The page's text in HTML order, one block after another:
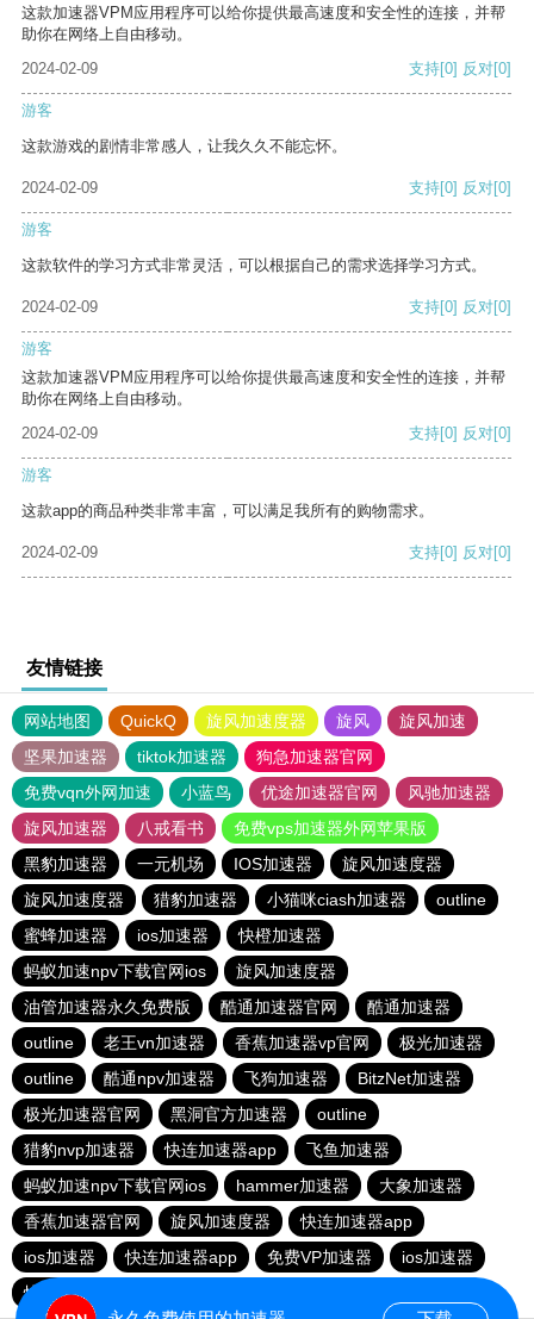
这款加速器VPM应用程序可以给你提供最高速度和安全性的连接，并帮
助你在网络上自由移动。
2024-02-09
支持[0] 反对[0]
游客
这款游戏的剧情非常感人，让我久久不能忘怀。
2024-02-09 支持[0] 反对[0]
游客
这款软件的学习方式非常灵活，可以根据自己的需求选择学习方式。
2024-02-09 支持[0] 反对[0]
游客
这款加速器VPM应用程序可以给你提供最高速度和安全性的连接，并帮
助你在网络上自由移动。
2024-02-09
支持[0] 反对[0]
游客
这款app的商品种类非常丰富，可以满足我所有的购物需求。
2024-02-09 支持[0] 反对[0]
友情链接
网站地图 QuickQ 旋风加速度器 旋风
旋风加速
坚果加速器
tiktok加速器
狗急加速器官网
免费vqn外网加速
小蓝鸟 优途加速器官网
风驰加速器
旋风加速器
八戒看书
免费vps加速器外网苹果版
黑豹加速器
一元机场 IOS加速器
旋风加速度器
旋风加速度器
猎豹加速器 小猫咪ciash加速器
outline
蜜蜂加速器
ios加速器
快橙加速器
蚂蚁加速npv下载官网ios
旋风加速度器
油管加速器永久免费版
酷通加速器官网
酷通加速器
outline
老王vn加速器 香蕉加速器vp官网
极光加速器
outline
酷通npv加速器 飞狗加速器
BitzNet加速器
极光加速器官网
黑洞官方加速器
outline
猎豹nvp加速器
快连加速器app
飞鱼加速器
蚂蚁加速npv下载官网ios
hammer加速器
大象加速器
香蕉加速器官网
旋风加速度器
快连加速器app
ios加速器
快连加速器app 免费VP加速器
ios加速器
快连加速器app